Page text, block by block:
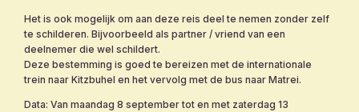
Het is ook mogelijk om aan deze reis deel te nemen zonder zelf
te schilderen. Bijvoorbeeld als partner / vriend van een
deelnemer die wel schildert.
Deze bestemming is goed te bereizen met de internationale
trein naar Kitzbuhel en het vervolg met de bus naar Matrei.
Data: Van maandag 8 september tot en met zaterdag 13